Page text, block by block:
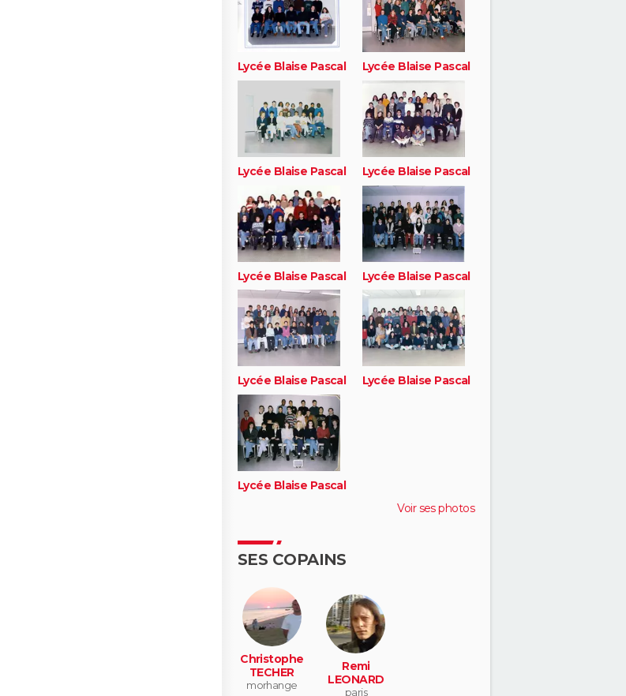
Lycée Blaise Pascal Lycée Blaise Pascal
Lycée Blaise Pascal Lycée Blaise Pascal
Lycée Blaise Pascal Lycée Blaise Pascal
Lycée Blaise Pascal Lycée Blaise Pascal
Lycée Blaise Pascal
Voir ses photos
SES COPAINS
Christophe
TECHER
morhange
Remi
LEONARD
paris